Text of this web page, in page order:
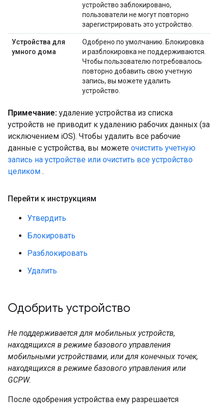
устройство заблокировано,
пользователи не могут повторно
зарегистрировать это устройство.
Устройства для
умного дома
Одобрено по умолчанию. Блокировка
и разблокировка не поддерживаются.
Чтобы пользователю потребовалось
повторно добавить свою учетную
запись, вы можете удалить
устройство.
Примечание: удаление устройства из списка
устройств не приводит к удалению рабочих данных (за
исключением iOS). Чтобы удалить все рабочие
данные с устройства, вы можете очистить учетную
запись на устройстве или очистить все устройство
целиком .
Перейти к инструкциям
Утвердить
Блокировать
Разблокировать
Удалить
Одобрить устройство
Не поддерживается для мобильных устройств,
находящихся в режиме базового управления
мобильными устройствами, или для конечных точек,
находящихся в режиме базового управления или
GCPW.
После одобрения устройства ему разрешается